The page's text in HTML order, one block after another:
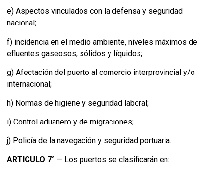
e) Aspectos vinculados con la defensa y seguridad
nacional;
f) incidencia en el medio ambiente, niveles máximos de
efluentes gaseosos, sólidos y líquidos;
g) Afectación del puerto al comercio interprovincial y/o
internacional;
h) Normas de higiene y seguridad laboral;
i) Control aduanero y de migraciones;
j) Policía de la navegación y seguridad portuaria.
ARTICULO 7° — Los puertos se clasificarán en: